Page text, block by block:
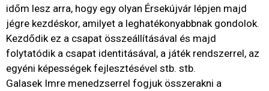
időm lesz arra, hogy egy olyan Érsekújvár lépjen majd
jégre kezdéskor, amilyet a leghatékonyabbnak gondolok.
Kezdődik ez a csapat összeállításával és majd
folytatódik a csapat identitásával, a játék rendszerrel, az
egyéni képességek fejlesztésével stb. stb.
Galasek Imre menedzserrel fogjuk összerakni a